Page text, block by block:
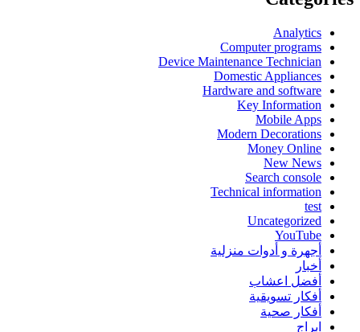
Analytics
Computer programs
Device Maintenance Technician
Domestic Appliances
Hardware and software
Key Information
Mobile Apps
Modern Decorations
Money Online
New News
Search console
Technical information
test
Uncategorized
YouTube
أجهرة و أدوات منزلية
أخبار
أفضل اعشاب
أفكار تسويقية
أفكار صحية
ابراج